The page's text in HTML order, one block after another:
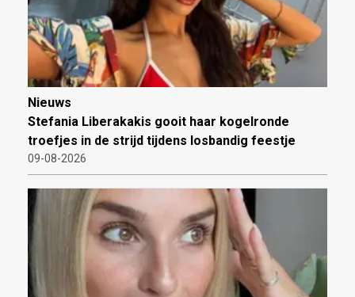
Nieuws
Stefania Liberakakis gooit haar kogelronde
troefjes in de strijd tijdens losbandig feestje
09-08-2026